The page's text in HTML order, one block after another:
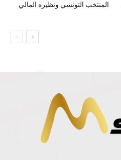
المنتخب التونسي ونظيره المالي